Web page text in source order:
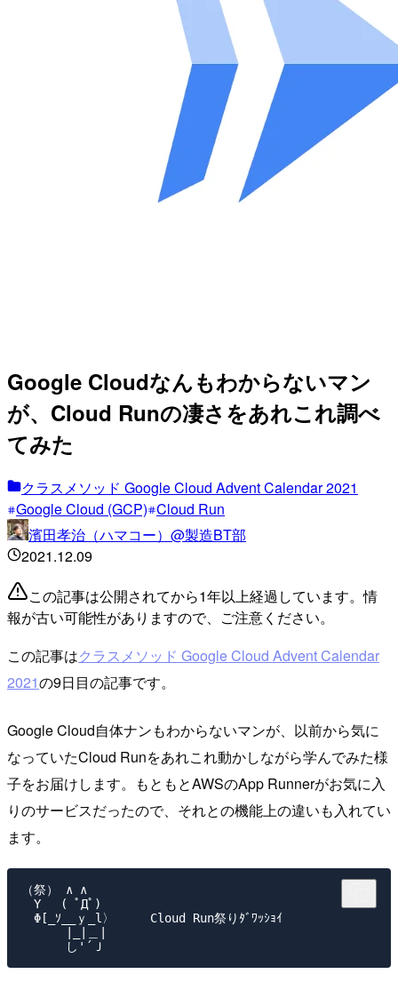
Google Cloudなんもわからないマン
が、Cloud Runの凄さをあれこれ調べ
てみた
クラスメソッド Google Cloud Advent Calendar 2021
Google Cloud (GCP) Cloud Run
濱田孝治（ハマコー）@製造BT部
2021.12.09
この記事は公開されてから1年以上経過しています。情
報が古い可能性がありますので、ご注意ください。
この記事はクラスメソッド Google Cloud Advent Calendar
2021の9日目の記事です。
Google Cloud自体ナンもわからないマンが、以前から気に
なっていたCloud Runをあれこれ動かしながら学んでみた様
子をお届けします。もともとAWSのApp Runnerがお気に入
りのサービスだったので、それとの機能上の違いも入れてい
ます。
（祭） ∧ ∧
Y　 ( ﾟДﾟ)
Φ[_ｿ__ｙ_l〉     Cloud Run祭りﾀﾞﾜｯｼｮｲ